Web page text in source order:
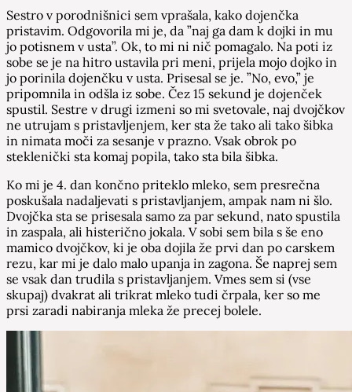
Sestro v porodnišnici sem vprašala, kako dojenčka
pristavim. Odgovorila mi je, da ”naj ga dam k dojki in mu
jo potisnem v usta”. Ok, to mi ni nič pomagalo. Na poti iz
sobe se je na hitro ustavila pri meni, prijela mojo dojko in
jo porinila dojenčku v usta. Prisesal se je. ”No, evo,” je
pripomnila in odšla iz sobe. Čez 15 sekund je dojenček
spustil. Sestre v drugi izmeni so mi svetovale, naj dvojčkov
ne utrujam s pristavljenjem, ker sta že tako ali tako šibka
in nimata moči za sesanje v prazno. Vsak obrok po
steklenički sta komaj popila, tako sta bila šibka.
Ko mi je 4. dan končno priteklo mleko, sem presrečna
poskušala nadaljevati s pristavljanjem, ampak nam ni šlo.
Dvojčka sta se prisesala samo za par sekund, nato spustila
in zaspala, ali histerično jokala. V sobi sem bila s še eno
mamico dvojčkov, ki je oba dojila že prvi dan po carskem
rezu, kar mi je dalo malo upanja in zagona. Še naprej sem
se vsak dan trudila s pristavljanjem. Vmes sem si (vse
skupaj) dvakrat ali trikrat mleko tudi črpala, ker so me
prsi zaradi nabiranja mleka že precej bolele.